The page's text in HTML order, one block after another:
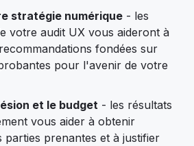
stratégie numérique - les
votre audit UX vous aideront à
fondées sur
pour l'avenir de votre
et le budget - les résultats
vous aider à obtenir
parties prenantes et à justifier